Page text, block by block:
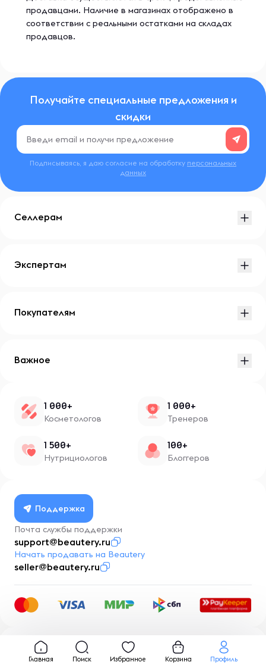
продавцами. Наличие в магазинах отображено в
соответствии с реальными остатками на складах
продавцов.
Получайте специальные предложения и
скидки
Подписываясь, я даю согласие на обработку персональных
данных
Селлерам
Экспертам
Покупателям
Важное
1 000+
Косметологов
1 000+
Тренеров
1 500+
Нутрициологов
100+
Блоггеров
Поддержка
Почта службы поддержки
support@beautery.ru
Начать продавать на Beautery
seller@beautery.ru
Разработка BusinessMentor.ru
Главная Поиск Избранное Корзина Профиль